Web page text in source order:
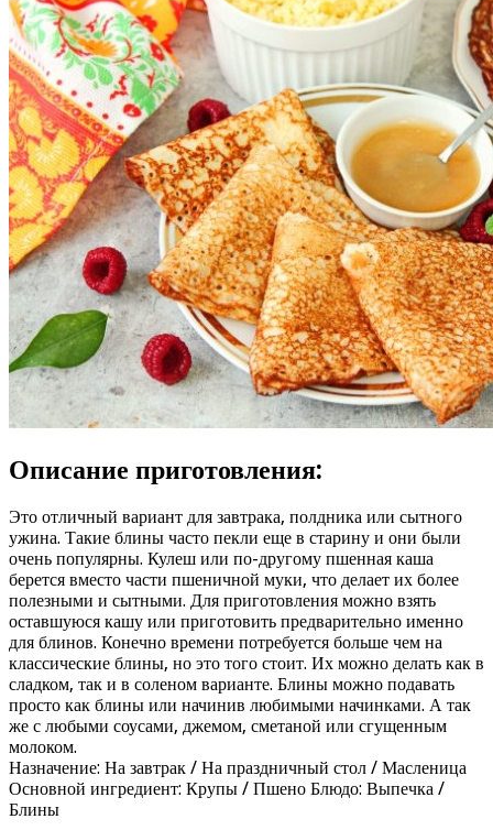
Описание приготовления:
Это отличный вариант для завтрака, полдника или сытного
ужина. Такие блины часто пекли еще в старину и они были
очень популярны. Кулеш или по-другому пшенная каша
берется вместо части пшеничной муки, что делает их более
полезными и сытными. Для приготовления можно взять
оставшуюся кашу или приготовить предварительно именно
для блинов. Конечно времени потребуется больше чем на
классические блины, но это того стоит. Их можно делать как в
сладком, так и в соленом варианте. Блины можно подавать
просто как блины или начинив любимыми начинками. А так
же с любыми соусами, джемом, сметаной или сгущенным
молоком.
Назначение: На завтрак / На праздничный стол / Масленица
Основной ингредиент: Крупы / Пшено Блюдо: Выпечка /
Блины